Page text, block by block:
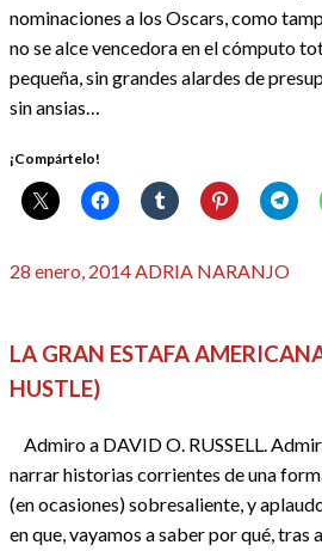
nominaciones a los Oscars, como
no se alce vencedora en el cómputo
pequeña, sin grandes alardes de
sin ansias…
¡Compártelo!
Publicado
28 enero, 2014 ADRIA NARANJO
LA GRAN ESTAFA
HUSTLE)
Admiro a DAVID O. RUSSELL.
narrar historias corrientes de una
(en ocasiones) sobresaliente, y
en que, vayamos a saber por qué,